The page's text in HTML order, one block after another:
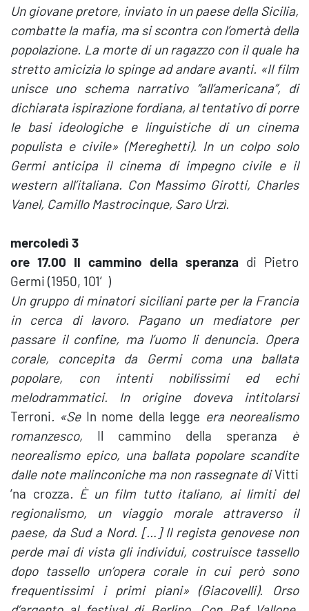
Un giovane pretore, inviato in un paese della Sicilia,
combatte la mafia, ma si scontra con l’omertà della
popolazione. La morte di un ragazzo con il quale ha
stretto amicizia lo spinge ad andare avanti. «Il film
unisce uno schema narrativo “all’americana”, di
dichiarata ispirazione fordiana, al tentativo di porre
le basi ideologiche e linguistiche di un cinema
populista e civile» (Mereghetti). In un colpo solo
Germi anticipa il cinema di impegno civile e il
western all’italiana. Con Massimo Girotti, Charles
Vanel, Camillo Mastrocinque, Saro Urzì.
mercoledì 3
ore 17.00 Il cammino della speranza di Pietro
Germi (1950, 101′)
Un gruppo di minatori siciliani parte per la Francia
in cerca di lavoro. Pagano un mediatore per
passare il confine, ma l’uomo li denuncia. Opera
corale, concepita da Germi coma una ballata
popolare, con intenti nobilissimi ed echi
melodrammatici. In origine doveva intitolarsi
Terroni. «SeIn nome della legge era neorealismo
romanzesco, Il cammino della speranza è
neorealismo epico, una ballata popolare scandite
dalle note malinconiche ma non rassegnate diVitti
‘na crozza. È un film tutto italiano, ai limiti del
regionalismo, un viaggio morale attraverso il
paese, da Sud a Nord. […] Il regista genovese non
perde mai di vista gli individui, costruisce tassello
dopo tassello un’opera corale in cui però sono
frequentissimi i primi piani» (Giacovelli). Orso